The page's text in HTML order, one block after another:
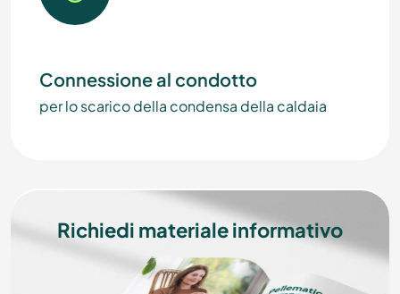
Connessione al condotto
per lo scarico della condensa della caldaia
Richiedi materiale informativo